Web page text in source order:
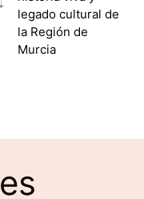
legado cultural de
la Región de
Murcia